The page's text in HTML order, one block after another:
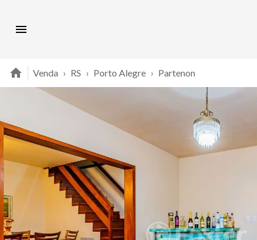
Venda › RS › Porto Alegre › Partenon